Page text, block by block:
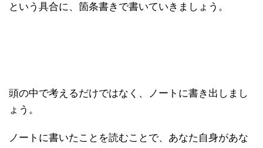
という具合に、箇条書きで書いていきましょう。
頭の中で考えるだけではなく、ノートに書き出しまし
ょう。
ノートに書いたことを読むことで、あなた自身があな